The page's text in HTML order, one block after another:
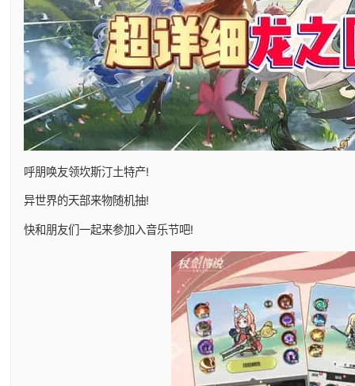
呼朋唤友领坎斯汀土特产!
异世界的天部来物随机抽!
快和朋友们一起来参加入音乐节吧!